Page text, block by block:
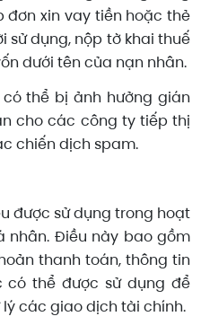
xin vay tiền hoặc thẻ
sử dụng, nộp tờ khai thuế
dưới tên của nạn nhân.
thể bị ảnh hưởng gián
cho các công ty tiếp thị
chiến dịch spam.
được sử dụng trong hoạt
nhân. Điều này bao gồm
thanh toán, thông tin
có thể được sử dụng để
các giao dịch tài chính.